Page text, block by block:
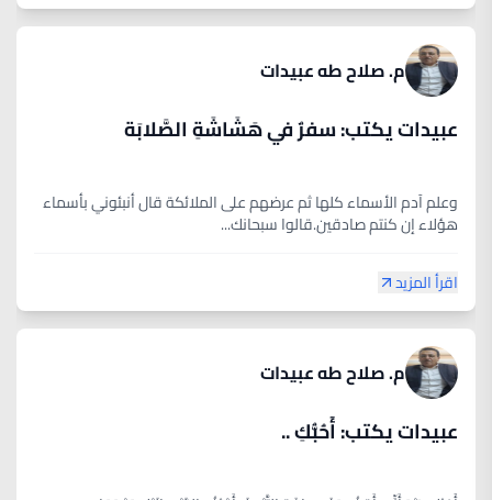
م. صلاح طه عبيدات
عبيدات يكتب: سفرٌ في هَشَاشَةِ الصَّلابَة
وعلم آدم الأسماء كلها ثم عرضهم على الملائكة قال أنبئوني بأسماء
هؤلاء إن كنتم صادقين.قالوا سبحانك...
اقرأ المزيد
م. صلاح طه عبيدات
عبيدات يكتب: أُحُبُّكِ ..